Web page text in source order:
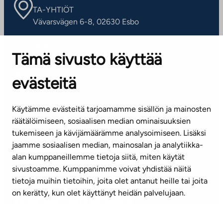
Tämä sivusto käyttää
evästeitä
Käytämme evästeitä tarjoamamme sisällön ja mainosten
räätälöimiseen, sosiaalisen median ominaisuuksien
tukemiseen ja kävijämäärämme analysoimiseen. Lisäksi
jaamme sosiaalisen median, mainosalan ja analytiikka-
alan kumppaneillemme tietoja siitä, miten käytät
sivustoamme. Kumppanimme voivat yhdistää näitä
tietoja muihin tietoihin, joita olet antanut heille tai joita
on kerätty, kun olet käyttänyt heidän palvelujaan.
TA-YHTIÖT
Vävarsvägen 6-8, 02630 Esbo
Kontaktinformation
KUNDSERVICE
(vardagar kl. 8–16)
info@ta.fi
Nyhetsbrev (på finska)